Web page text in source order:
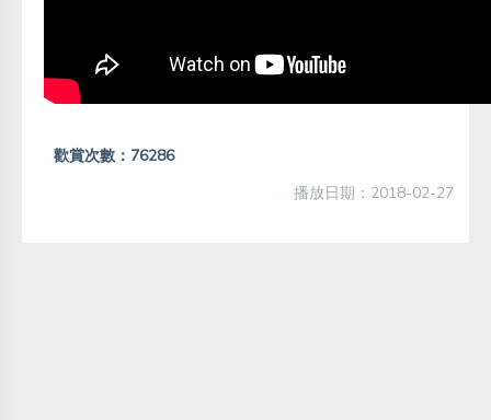
歡賞次數：76286
播放日期：2018-02-27